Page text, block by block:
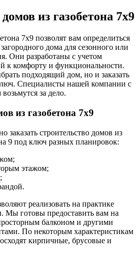
из газобетона 7х9
7х9 позволят вам определиться
дома для сезонного или
Они разработаны с учетом
к комфорту и функциональности.
подходящий дом, но и заказать
Специалисты нашей компании с
за дело.
из газобетона 7х9
строительство домов из
9 под ключ разных планировок:
этажом;
реализовать на практике
Мы готовы предоставить вам на
балконом и другими
По некоторым характеристикам
кирпичные, брусовые и